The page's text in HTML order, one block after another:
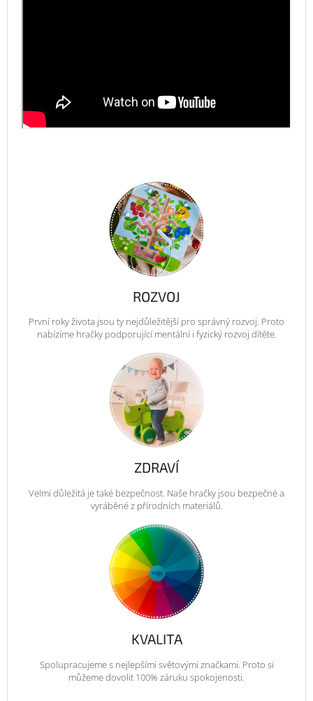
ROZVOJ
První roky života jsou ty nejdůležitější pro správný rozvoj. Proto
nabízíme hračky podporující mentální i fyzický rozvoj dítěte.
ZDRAVÍ
Velmi důležitá je také bezpečnost. Naše hračky jsou bezpečné a
vyráběné z přírodních materiálů.
KVALITA
Spolupracujeme s nejlepšími světovými značkami. Proto si
můžeme dovolit 100% záruku spokojenosti.